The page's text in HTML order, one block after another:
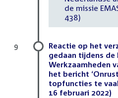
de missie
438)
Reactie op het
gedaan tijdens de
Werkzaamheden
het bericht
topfuncties te
16 februari 2022)
9